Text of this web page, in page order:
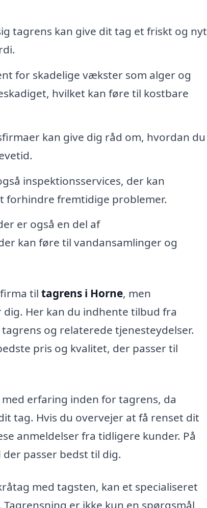
tagrens kan give dit tag et friskt og nyt
for skadelige vækster som alger og
hvilket kan føre til kostbare
kan give dig råd om, hvordan du
inspektionsservices, der kan
forhindre fremtidige problemer.
er også en del af
kan føre til vandansamlinger og
til tagrens i Horne, men
Her kan du indhente tilbud fra
og relaterede tjenesteydelser.
pris og kvalitet, der passer til
erfaring inden for tagrens, da
tag. Hvis du overvejer at få renset dit
anmeldelser fra tidligere kunder. På
passer bedst til dig.
med tagsten, kan et specialiseret
er ikke kun en spørgsmål